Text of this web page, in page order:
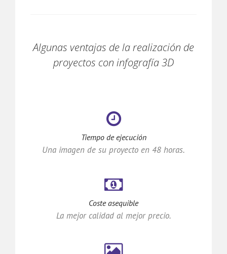
Algunas ventajas de la realización de
proyectos con infografía 3D
Tiempo de ejecución
Una imagen de su proyecto en 48 horas.
Coste asequible
La mejor calidad al mejor precio.